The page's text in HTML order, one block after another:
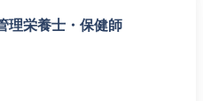
理栄養士・保健師